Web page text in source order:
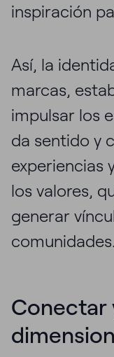
inspiración
Así, la
marcas,
impulsar los
da sentido y
experiencias
los valores,
generar
comunidades.
Conectar